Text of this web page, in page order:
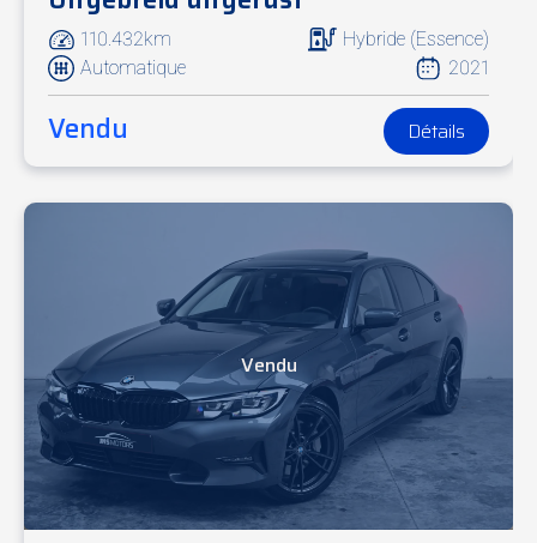
110.432km
Hybride (Essence)
Automatique
2021
Vendu Détails
Vendu